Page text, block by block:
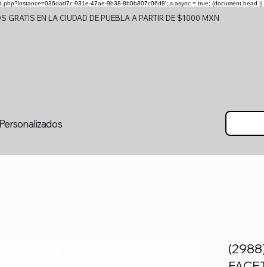
931e-47ae-9b38-8b0b807c06d8'; s.async = true; (document.head
GRATIS EN LA CIUDAD DE PUEBLA A PARTIR DE $1000 MXN
Personalizados